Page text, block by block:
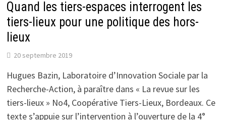
Quand les tiers-espaces interrogent les
tiers-lieux pour une politique des hors-
lieux
20 septembre 2019
Hugues Bazin, Laboratoire d’Innovation Sociale par la
Recherche-Action, à paraître dans « La revue sur les
tiers-lieux » No4, Coopérative Tiers-Lieux, Bordeaux. Ce
texte s’appuie sur l’intervention à l’ouverture de la 4°